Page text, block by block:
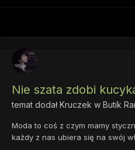
Nie szata zdobi
temat dodałKruczek w Butik
Moda to coś z czym mamy
każdy z nas ubiera się na swój